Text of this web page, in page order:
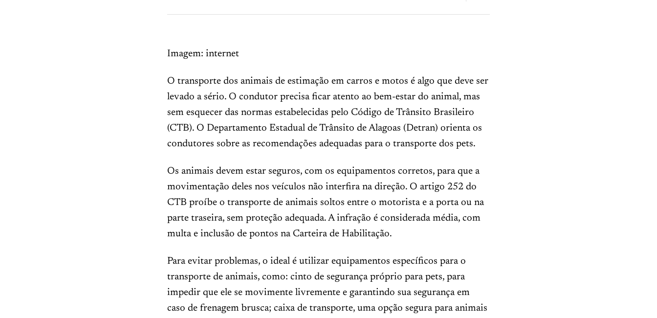
Imagem: internet
O transporte dos animais de estimação em carros e motos é algo que deve ser
levado a sério. O condutor precisa ficar atento ao bem-estar do animal, mas
sem esquecer das normas estabelecidas pelo Código de Trânsito Brasileiro
(CTB). O Departamento Estadual de Trânsito de Alagoas (Detran) orienta os
condutores sobre as recomendações adequadas para o transporte dos pets.
Os animais devem estar seguros, com os equipamentos corretos, para que a
movimentação deles nos veículos não interfira na direção. O artigo 252 do
CTB proíbe o transporte de animais soltos entre o motorista e a porta ou na
parte traseira, sem proteção adequada. A infração é considerada média, com
multa e inclusão de pontos na Carteira de Habilitação.
Para evitar problemas, o ideal é utilizar equipamentos específicos para o
transporte de animais, como: cinto de segurança próprio para pets, para
impedir que ele se movimente livremente e garantindo sua segurança em
caso de frenagem brusca; caixa de transporte, uma opção segura para animais